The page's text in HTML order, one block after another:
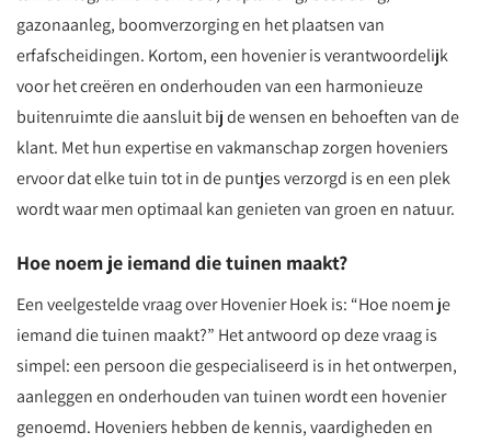
gazonaanleg, boomverzorging en het plaatsen van
erfafscheidingen. Kortom, een hovenier is verantwoordelijk
voor het creëren en onderhouden van een harmonieuze
buitenruimte die aansluit bij de wensen en behoeften van de
klant. Met hun expertise en vakmanschap zorgen hoveniers
ervoor dat elke tuin tot in de puntjes verzorgd is en een plek
wordt waar men optimaal kan genieten van groen en natuur.
Hoe noem je iemand die tuinen maakt?
Een veelgestelde vraag over Hovenier Hoek is: “Hoe noem je
iemand die tuinen maakt?” Het antwoord op deze vraag is
simpel: een persoon die gespecialiseerd is in het ontwerpen,
aanleggen en onderhouden van tuinen wordt een hovenier
genoemd. Hoveniers hebben de kennis, vaardigheden en